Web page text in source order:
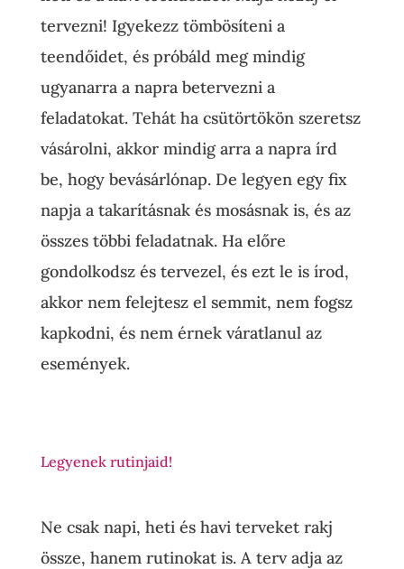
tervezni! Igyekezz tömbösíteni a
teendőidet, és próbáld meg mindig
ugyanarra a napra betervezni a
feladatokat. Tehát ha csütörtökön szeretsz
vásárolni, akkor mindig arra a napra írd
be, hogy bevásárlónap. De legyen egy fix
napja a takarításnak és mosásnak is, és az
összes többi feladatnak. Ha előre
gondolkodsz és tervezel, és ezt le is írod,
akkor nem felejtesz el semmit, nem fogsz
kapkodni, és nem érnek váratlanul az
események.
Legyenek rutinjaid!
Ne csak napi, heti és havi terveket rakj
össze, hanem rutinokat is. A terv adja az